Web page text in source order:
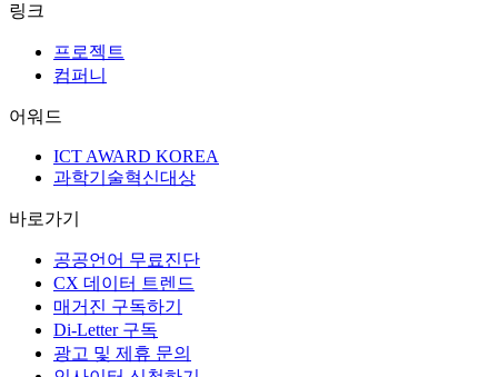
링크
프로젝트
컴퍼니
어워드
ICT AWARD KOREA
과학기술혁신대상
바로가기
공공언어 무료진단
CX 데이터 트렌드
매거진 구독하기
Di-Letter 구독
광고 및 제휴 문의